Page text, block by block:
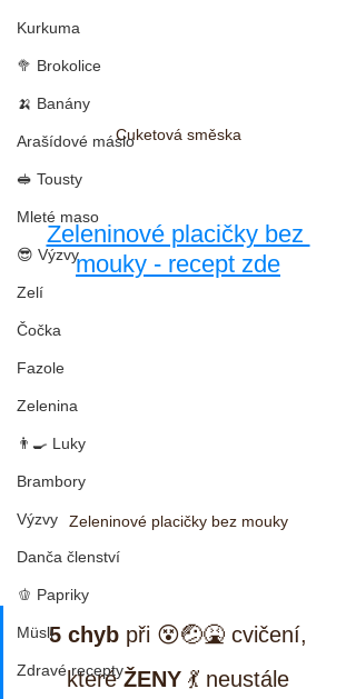
Kurkuma
🥦 Brokolice
🍌 Banány
Arašídové máslo
🥪 Tousty
Mleté maso
😎 Výzvy
Zelí
Čočka
Fazole
Zelenina
👨‍🍳 Luky
Brambory
Výzvy
Danča členství
🫑 Papriky
Müsli
Zdravé recepty
Cuketová směska
Zeleninové placičky bez
mouky - recept zde
Zeleninové placičky bez mouky
5 chyb při 😵🤕🤮 cvičení,
které ŽENY 💃 neustále